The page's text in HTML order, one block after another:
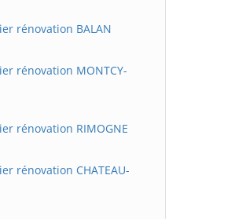
rénovation BALAN
rénovation MONTCY-
rénovation RIMOGNE
rénovation CHATEAU-